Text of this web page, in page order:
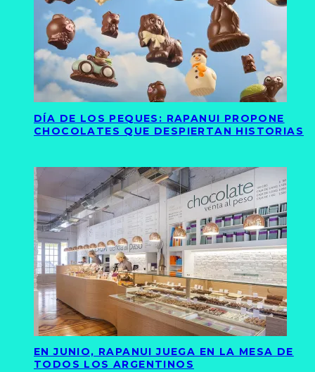
DÍA DE LOS PEQUES: RAPANUI PROPONE
CHOCOLATES QUE DESPIERTAN HISTORIAS
EN JUNIO, RAPANUI JUEGA EN LA MESA DE
TODOS LOS ARGENTINOS